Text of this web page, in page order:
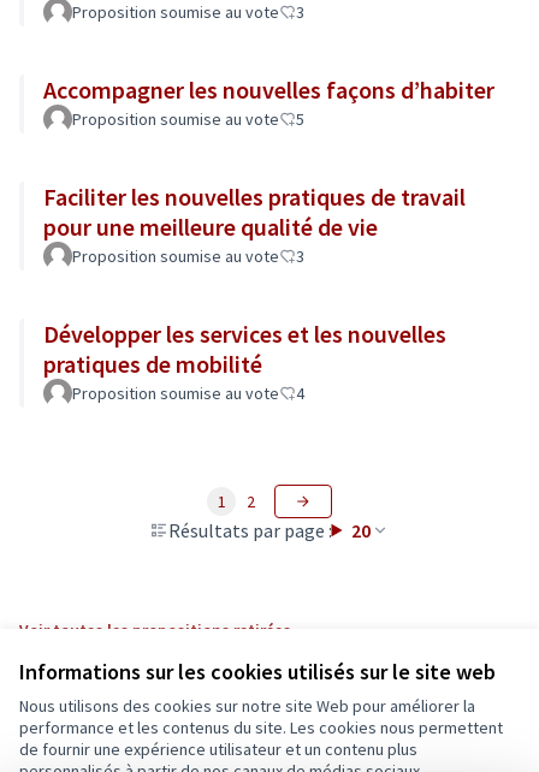
Informations sur les cookies utilisés sur le site web
Nous utilisons des cookies sur notre site Web pour améliorer la
performance et les contenus du site. Les cookies nous permettent
de fournir une expérience utilisateur et un contenu plus
Proposition soumise au vote 3
Accompagner les nouvelles façons d’habiter
Proposition soumise au vote 5
Faciliter les nouvelles pratiques de travail
pour une meilleure qualité de vie
Proposition soumise au vote 3
Développer les services et les nouvelles
pratiques de mobilité
Proposition soumise au vote 4
Résultats par page : 20
1 2
Voir toutes les propositions retirées
Conditions d'utilisation
Paramètres des cookies
Ecrivons Angers sur X
Ecrivons Angers sur Facebook